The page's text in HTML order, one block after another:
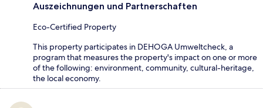
Auszeichnungen und Partnerschaften
Eco-Certified Property
This property participates in DEHOGA Umweltcheck, a
program that measures the property's impact on one or more
of the following: environment, community, cultural-heritage,
the local economy.